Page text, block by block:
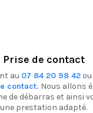
Prise de contact
au 07 84 20 98 42
contact. Nous allons
de débarras et ainsi
une prestation adapté.